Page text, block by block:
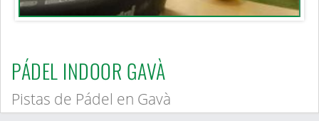
PÁDEL INDOOR GAVÀ
Pistas de Pádel en Gavà